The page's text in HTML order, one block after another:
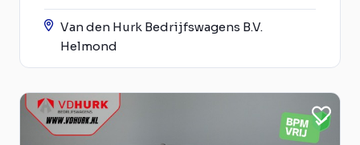
Van den Hurk Bedrijfswagens B.V.
Helmond